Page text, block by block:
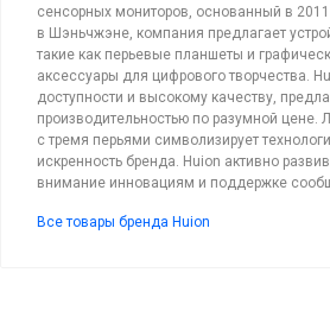
сенсорных мониторов, основанный в 2011
в Шэньчжэне, компания предлагает
такие как перьевые планшеты и
аксессуары для цифрового творчества.
доступности и высокому качеству,
производительностью по разумной цене.
с тремя перьями символизирует
искренность бренда. Huion активно
внимание инновациям и поддержке
Все товары бренда Huion